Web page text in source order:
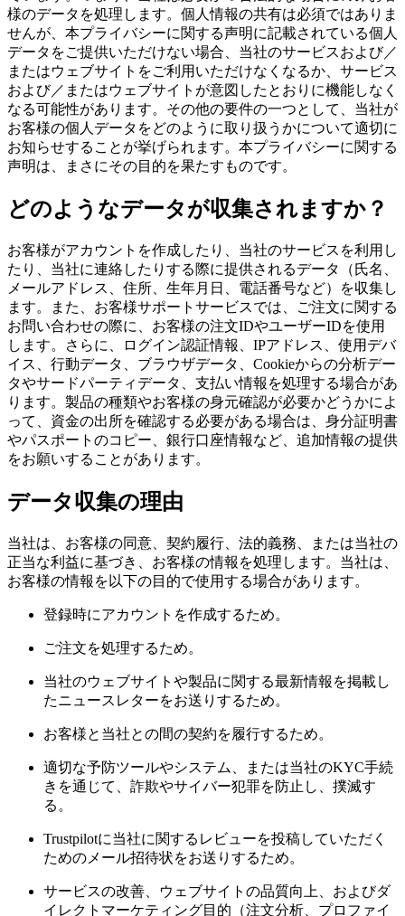
様のデータを処理します。個人情報の共有は必須ではありま
せんが、本プライバシーに関する声明に記載されている個人
データをご提供いただけない場合、当社のサービスおよび／
またはウェブサイトをご利用いただけなくなるか、サービス
および／またはウェブサイトが意図したとおりに機能しなく
なる可能性があります。その他の要件の一つとして、当社が
お客様の個人データをどのように取り扱うかについて適切に
お知らせすることが挙げられます。本プライバシーに関する
声明は、まさにその目的を果たすものです。
どのようなデータが収集されますか？
お客様がアカウントを作成したり、当社のサービスを利用し
たり、当社に連絡したりする際に提供されるデータ（氏名、
メールアドレス、住所、生年月日、電話番号など）を収集し
ます。また、お客様サポートサービスでは、ご注文に関する
お問い合わせの際に、お客様の注文IDやユーザーIDを使用
します。さらに、ログイン認証情報、IPアドレス、使用デバ
イス、行動データ、ブラウザデータ、Cookieからの分析デー
タやサードパーティデータ、支払い情報を処理する場合があ
ります。製品の種類やお客様の身元確認が必要かどうかによ
って、資金の出所を確認する必要がある場合は、身分証明書
やパスポートのコピー、銀行口座情報など、追加情報の提供
をお願いすることがあります。
データ収集の理由
当社は、お客様の同意、契約履行、法的義務、または当社の
正当な利益に基づき、お客様の情報を処理します。当社は、
お客様の情報を以下の目的で使用する場合があります。
登録時にアカウントを作成するため。
ご注文を処理するため。
当社のウェブサイトや製品に関する最新情報を掲載し
たニュースレターをお送りするため。
お客様と当社との間の契約を履行するため。
適切な予防ツールやシステム、または当社のKYC手続
きを通じて、詐欺やサイバー犯罪を防止し、撲滅す
る。
Trustpilotに当社に関するレビューを投稿していただく
ためのメール招待状をお送りするため。
サービスの改善、ウェブサイトの品質向上、およびダ
イレクトマーケティング目的（注文分析、プロファイ